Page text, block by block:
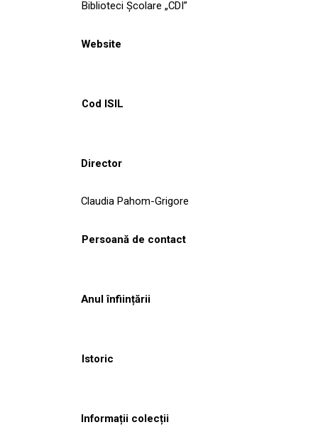
Biblioteci Școlare „CDI”
Website
Cod ISIL
Director
Claudia Pahom-Grigore
Persoană de contact
Anul înființării
Istoric
Informații colecții